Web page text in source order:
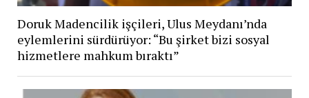
Doruk Madencilik işçileri, Ulus Meydanı’nda
eylemlerini sürdürüyor: “Bu şirket bizi sosyal
hizmetlere mahkum bıraktı”